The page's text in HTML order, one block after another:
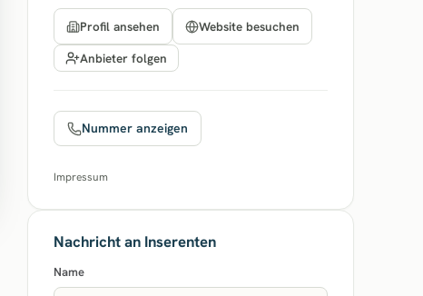
Profil ansehen
Website besuchen
Anbieter folgen
Nummer anzeigen
Impressum
Nachricht an Inserenten
Name